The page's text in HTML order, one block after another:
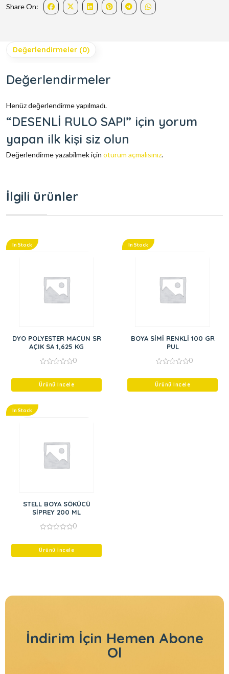
Share On:
Değerlendirmeler (0)
Değerlendirmeler
Henüz değerlendirme yapılmadı.
“DESENLİ RULO SAPI” için yorum
yapan ilk kişi siz olun
Değerlendirme yazabilmek için oturum açmalısınız.
İlgili ürünler
In Stock
DYO POLYESTER MACUN SR
AÇIK SA 1,625 KG
of
0
Ürünü İncele
In Stock
BOYA SİMİ RENKLİ 100 GR
PUL
of
0
Ürünü İncele
In Stock
STELL BOYA SÖKÜCÜ
SİPREY 200 ML
of
0
Ürünü İncele
İndirim İçin Hemen Abone
Ol